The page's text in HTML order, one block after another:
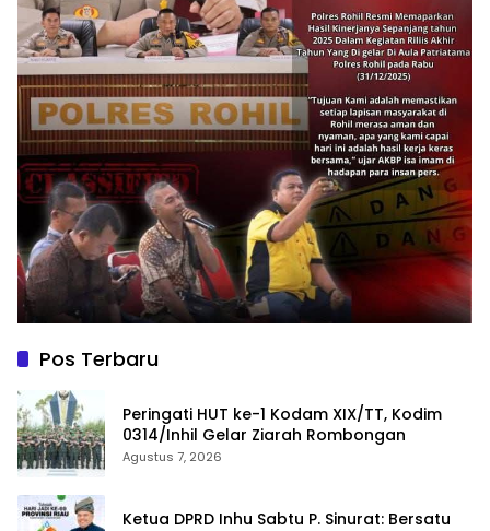
Pos Terbaru
Peringati HUT ke-1 Kodam XIX/TT, Kodim
0314/Inhil Gelar Ziarah Rombongan
Agustus 7, 2026
Ketua DPRD Inhu Sabtu P. Sinurat: Bersatu